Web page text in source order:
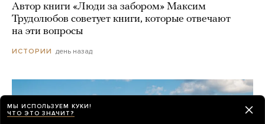
Автор книги «Люди за забором» Максим
Трудолюбов советует книги, которые отвечают
на эти вопросы
ИСТОРИИ день назад
МЫ ИСПОЛЬЗУЕМ КУКИ!
ЧТО ЭТО ЗНАЧИТ?